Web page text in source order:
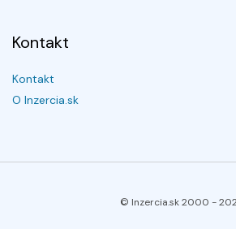
Kontakt
Kontakt
O Inzercia.sk
© Inzercia.sk 2000 -